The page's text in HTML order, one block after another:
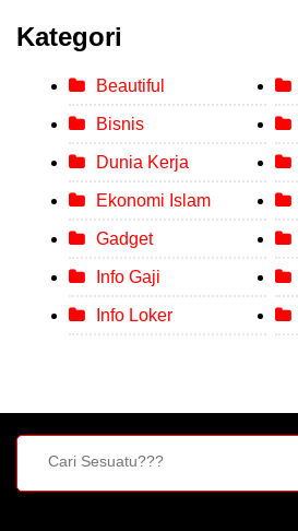
Kategori
Beautiful
Bisnis
Dunia Kerja
Ekonomi Islam
Gadget
Info Gaji
Info Loker